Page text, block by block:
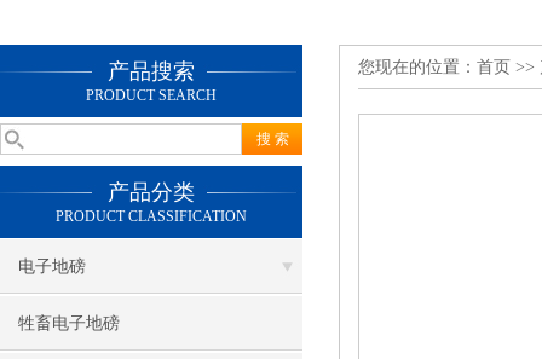
产品搜索
PRODUCT SEARCH
产品分类
PRODUCT CLASSIFICATION
电子地磅
牲畜电子地磅
您现在的位置： 首页 >>